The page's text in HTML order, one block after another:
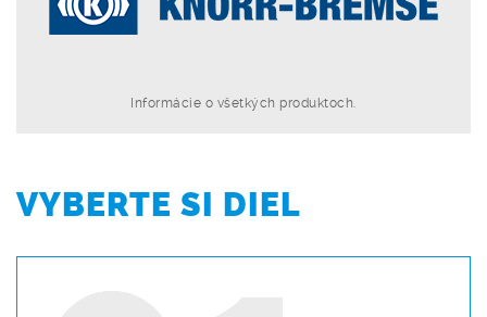
Informácie o všetkých produktoch.
VYBERTE SI DIEL